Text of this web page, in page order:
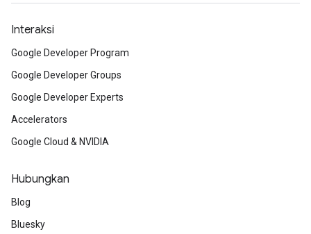
Interaksi
Google Developer Program
Google Developer Groups
Google Developer Experts
Accelerators
Google Cloud & NVIDIA
Hubungkan
Blog
Bluesky